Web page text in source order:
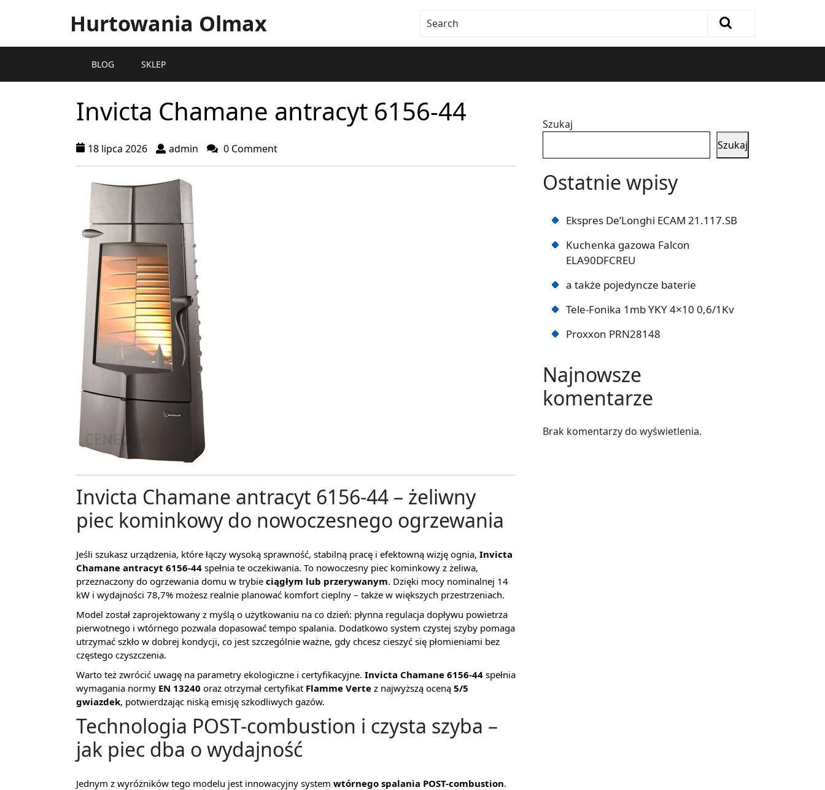
Hurtowania Olmax
BLOG SKLEP
Invicta Chamane antracyt 6156-44
18 lipca 2026 admin 0 Comment
Invicta Chamane antracyt 6156-44 – żeliwny
piec kominkowy do nowoczesnego ogrzewania
Jeśli szukasz urządzenia, które łączy wysoką sprawność, stabilną pracę i efektowną wizję ognia, Invicta
Chamane antracyt 6156-44 spełnia te oczekiwania. To nowoczesny piec kominkowy z żeliwa,
przeznaczony do ogrzewania domu w trybie ciągłym lub przerywanym. Dzięki mocy nominalnej 14
kW i wydajności 78,7% możesz realnie planować komfort cieplny – także w większych przestrzeniach.
Model został zaprojektowany z myślą o użytkowaniu na co dzień: płynna regulacja dopływu powietrza
pierwotnego i wtórnego pozwala dopasować tempo spalania. Dodatkowo system czystej szyby pomaga
utrzymać szkło w dobrej kondycji, co jest szczególnie ważne, gdy chcesz cieszyć się płomieniami bez
częstego czyszczenia.
Warto też zwrócić uwagę na parametry ekologiczne i certyfikacyjne. Invicta Chamane 6156-44 spełnia
wymagania normy EN 13240 oraz otrzymał certyfikat Flamme Verte z najwyższą oceną 5/5
gwiazdek, potwierdzając niską emisję szkodliwych gazów.
Technologia POST-combustion i czysta szyba –
jak piec dba o wydajność
Jednym z wyróżników tego modelu jest innowacyjny system wtórnego spalania POST-combustion.
Szukaj
Szukaj
Ostatnie wpisy
Ekspres De’Longhi ECAM 21.117.SB
Kuchenka gazowa Falcon
ELA90DFCREU
a także pojedyncze baterie
Tele-Fonika 1mb YKY 4×10 0,6/1Kv
Proxxon PRN28148
Najnowsze
komentarze
Brak komentarzy do wyświetlenia.